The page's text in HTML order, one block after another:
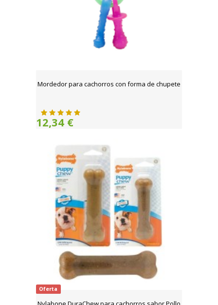
Mordedor para cachorros con forma de chupete
12,34 €
Oferta